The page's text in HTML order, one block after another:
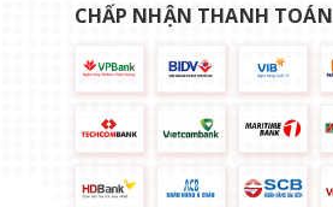
CHẤP NHẬN THANH TOÁN